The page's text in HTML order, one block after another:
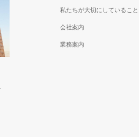
私たちが大切にしていること
会社案内
業務案内